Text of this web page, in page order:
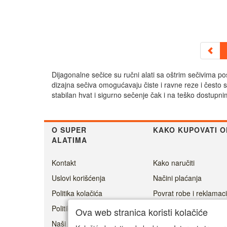
Dijagonalne sečice su ručni alati sa oštrim sečivima
dizajna sečiva omogućavaju čiste i ravne reze i često
stabilan hvat i sigurno sečenje čak i na teško
O SUPER
ALATIMA
KAKO KUPOVATI
Kontakt
Uslovi korišćenja
Politika kolačića
Politika privatnosti
Naši prijatelji
Kako naručiti
Načini plaćanja
Povrat robe i
Cenovnik dostave
Ovlašćeni servisi
Ova web stranica koristi kolačiće